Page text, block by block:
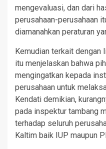
mengevaluasi, dan dari
perusahaan-perusahaan
diamanahkan peraturan
Kemudian terkait dengan
itu menjelaskan bahwa
mengingatkan kepada
perusahaan untuk
Kendati demikian,
pada inspektur tambang
terhadap seluruh
Kaltim baik IUP maupun